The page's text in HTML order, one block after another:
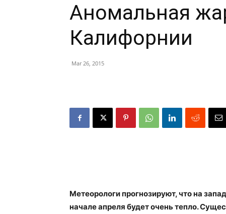
Аномальная
Калифорнии
Mar 26, 2015
Метеорологи прогнозируют, что на
начале апреля будет очень тепло.